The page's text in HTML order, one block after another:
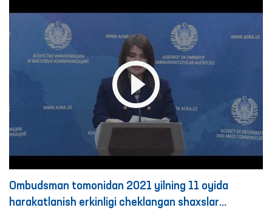
Ombudsman tomonidan 2021 yilning 11 oyida
harakatlanish erkinligi cheklangan shaxslar